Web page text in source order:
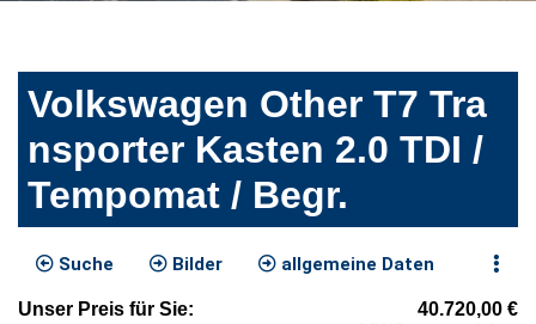
Volkswagen Other T7 Tra
nsporter Kasten 2.0 TDI /
Tempomat / Begr.
Suche Bilder allgemeine Daten
Unser Preis für Sie: 40.720,00 €